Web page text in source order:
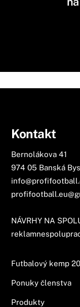
Kontakt
Bernolákova 41
974 05 Banská
NÁVRHY NA
Futbalový kemp
Ponuky členstva
Produkty